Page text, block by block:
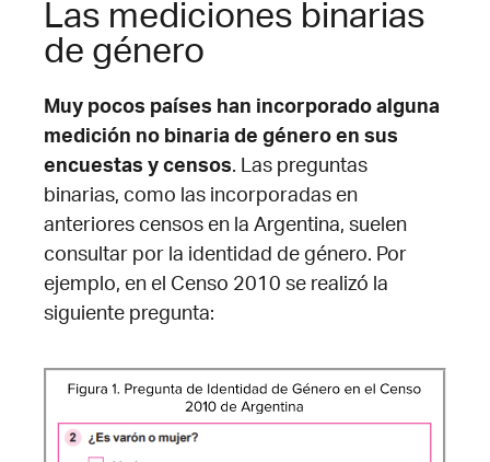
Las mediciones binarias
de género
Muy pocos países han incorporado alguna
medición no binaria de género en sus
encuestas y censos. Las preguntas
binarias, como las incorporadas en
anteriores censos en la Argentina, suelen
consultar por la identidad de género. Por
ejemplo, en el Censo 2010 se realizó la
siguiente pregunta: